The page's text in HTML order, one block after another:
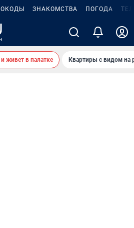
ЗНАКОМСТВА ПОГОДА
живет в палатке Квартиры с видом на